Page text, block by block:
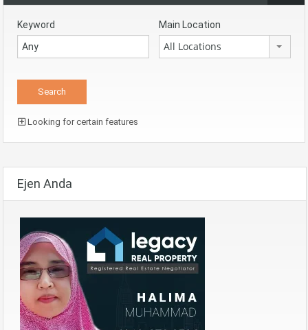
Keyword Main Location
All Locations
Looking for certain features
Ejen Anda